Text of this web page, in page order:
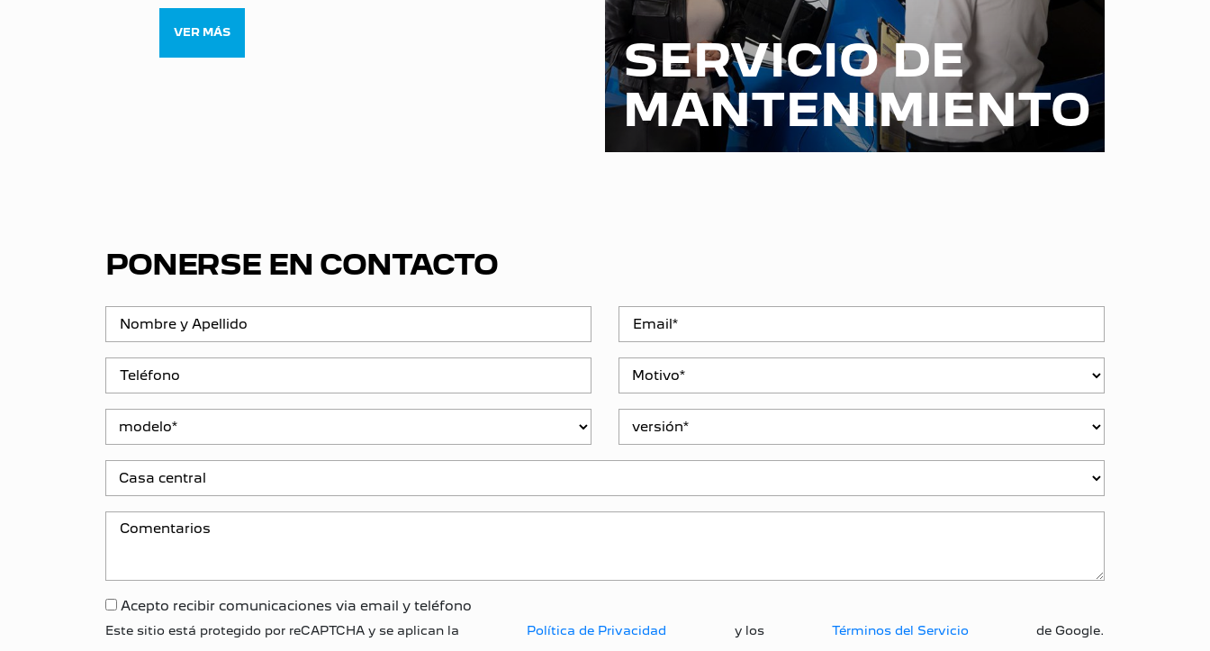
SERVICIO DE
MANTENIMIENTO
VER MÁS
PONERSE EN CONTACTO
Acepto recibir comunicaciones via email y teléfono
Este sitio está protegido por reCAPTCHA y se aplican la Política de Privacidad y los Términos del Servicio de Google.